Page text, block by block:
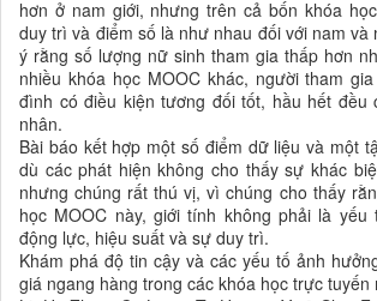
hơn ở nam giới, nhưng trên cả bốn khóa
duy trì và điểm số là như nhau đối với nam và
ý rằng số lượng nữ sinh tham gia thấp hơn
nhiều khóa học MOOC khác, người tham
đình có điều kiện tương đối tốt, hầu hết đều
nhân.
Bài báo kết hợp một số điểm dữ liệu và một
dù các phát hiện không cho thấy sự khác
nhưng chúng rất thú vị, vì chúng cho thấy
học MOOC này, giới tính không phải là yếu
động lực, hiệu suất và sự duy trì.
Khám phá độ tin cậy và các yếu tố ảnh
giá ngang hàng trong các khóa học trực tuyến